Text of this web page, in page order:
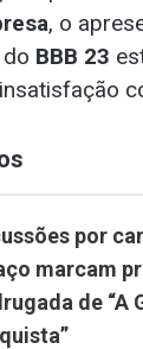
, o
BBB 23
por
marcam
de “A